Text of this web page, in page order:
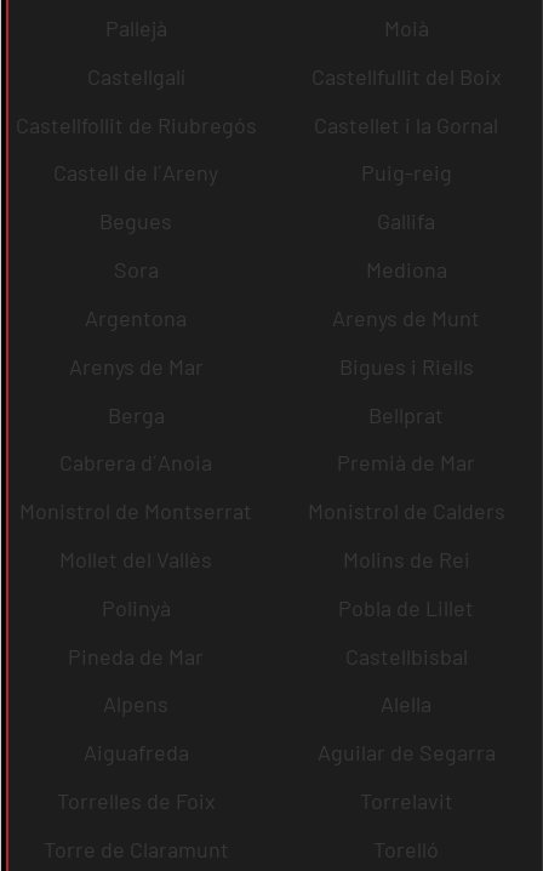
Pallejà
Moià
Castellgalí
Castellfullit del Boix
Castellfollit de Riubregós
Castellet i la Gornal
Castell de l´Areny
Puig-reig
Begues
Gallifa
Sora
Mediona
Argentona
Arenys de Munt
Arenys de Mar
Bigues i Riells
Berga
Bellprat
Cabrera d´Anoia
Premià de Mar
Monistrol de Montserrat
Monistrol de Calders
Mollet del Vallès
Molins de Rei
Polinyà
Pobla de Lillet
Pineda de Mar
Castellbisbal
Alpens
Alella
Aiguafreda
Aguilar de Segarra
Torrelles de Foix
Torrelavit
Torre de Claramunt
Torelló